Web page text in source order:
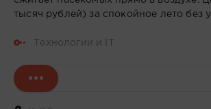
тысяч рублей) за спокойное лето без
Технологии и IT